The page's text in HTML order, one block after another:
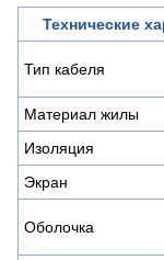
Технические
Тип кабеля
Материал жилы
Изоляция
Экран
Оболочка